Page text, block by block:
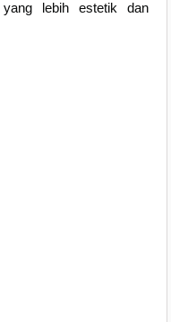
lebih estetik dan